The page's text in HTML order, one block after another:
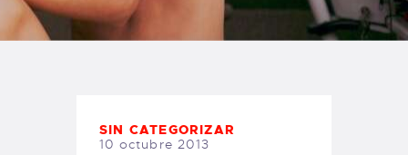
TIENDA FAMILY SURFERS
WEBCAM SALINAS
SIN CATEGORIZAR
10 octubre 2013